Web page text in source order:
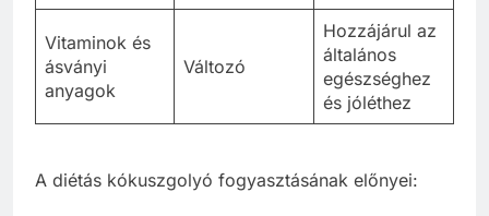
Vitaminok és
ásványi
anyagok
Változó
Hozzájárul az
általános
egészséghez
és jóléthez
A diétás kókuszgolyó fogyasztásának előnyei: